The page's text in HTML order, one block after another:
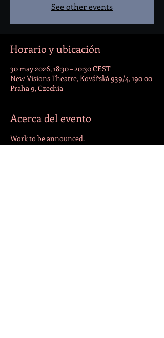
See other events
Horario y ubicación
30 may 2026, 18:30 – 20:30 CEST
New Visions Theatre, Kovářská 939/4, 190 00
Praha 9, Czechia
Acerca del evento
Work to be announced.